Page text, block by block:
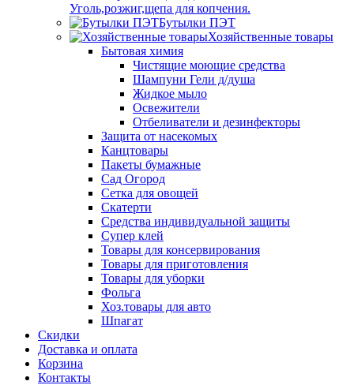
Уголь,розжиг,щепа для копчения.
Бутылки ПЭТ
Хозяйственные товары
Бытовая химия
Чистящие моющие средства
Шампуни Гели д/душа
Жидкое мыло
Освежители
Отбеливатели и дезинфекторы
Защита от насекомых
Канцтовары
Пакеты бумажные
Сад Огород
Сетка для овощей
Скатерти
Средства индивидуальной защиты
Супер клей
Товары для консервирования
Товары для приготовления
Товары для уборки
Фольга
Хоз.товары для авто
Шпагат
Скидки
Доставка и оплата
Корзина
Контакты